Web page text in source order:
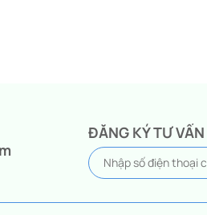
ĐĂNG KÝ TƯ VẤN